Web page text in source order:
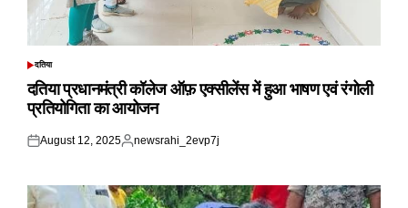
POSTED
दतिया
दतिया प्रधानमंत्री कॉलेज ऑफ़ एक्सीलेंस में हुआ भाषण एवं रंगोली
प्रतियोगिता का आयोजन
Posted
August 12, 2025
Posted
newsrahi_2evp7j